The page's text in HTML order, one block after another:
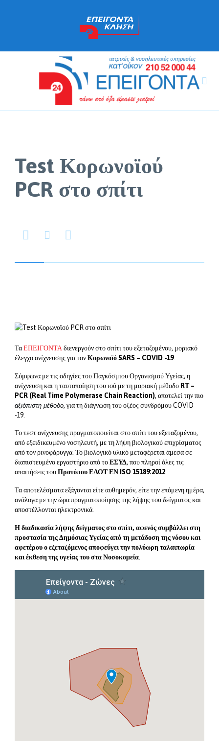

Test Κορωνοϊού
PCR στο σπίτι
  
ΤαΕΠΕΙΓΟΝΤΑ διενεργούν στο σπίτι του εξεταζομένου, μοριακό
έλεγχο ανίχνευσης για τονΚορωνοϊό SARS – COVID -19.
Σύμφωνα με τις οδηγίες του Παγκόσμιου Οργανισμού Υγείας, η
ανίχνευση και η ταυτοποίηση του ιού με τη μοριακή μέθοδο RΤ –
PCR (Real Time Polymerase Chain Reaction), αποτελεί την πιο
αξιόπιστη μέθοδο, για τη διάγνωση του οξέος συνδρόμου COVID
-19.
Το τεστ ανίχνευσης πραγματοποιείται στο σπίτι του εξεταζομένου,
από εξειδικευμένο νοσηλευτή, με τη λήψη βιολογικού επιχρίσματος
από τον ρινοφάρυγγα. Το βιολογικό υλικό μεταφέρεται άμεσα σε
διαπιστευμένο εργαστήριο από τοΕΣΥΔ, που πληροί όλες τις
απαιτήσεις τουΠροτύπου ΕΛΟΤ ΕΝ ISO 15189:2012.
Τα αποτελέσματα εξάγονται είτε αυθημερόν, είτε την επόμενη ημέρα,
ανάλογα με την ώρα πραγματοποίησης της λήψης του δείγματος και
αποστέλλονται ηλεκτρονικά.
Η διαδικασία λήψης δείγματος στο σπίτι, αφενός συμβάλλει στη
προστασία της Δημόσιας Υγείας από τη μετάδοση της νόσου και
αφετέρου ο εξεταζόμενος αποφεύγει την πολύωρη ταλαιπωρία
και έκθεση της υγείας του στα Νοσοκομεία